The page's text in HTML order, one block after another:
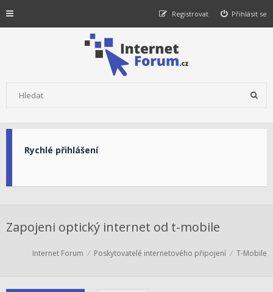
Přihlásit se
Registrovat
Rychlé přihlášení
Zapojeni optický internet od t-mobile
Internet Forum Poskytovatelé internetového připojení T-Mobile